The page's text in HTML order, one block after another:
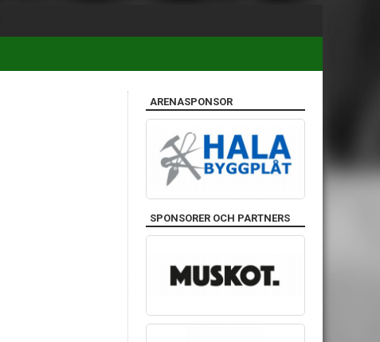
ARENASPONSOR
SPONSORER OCH PARTNERS